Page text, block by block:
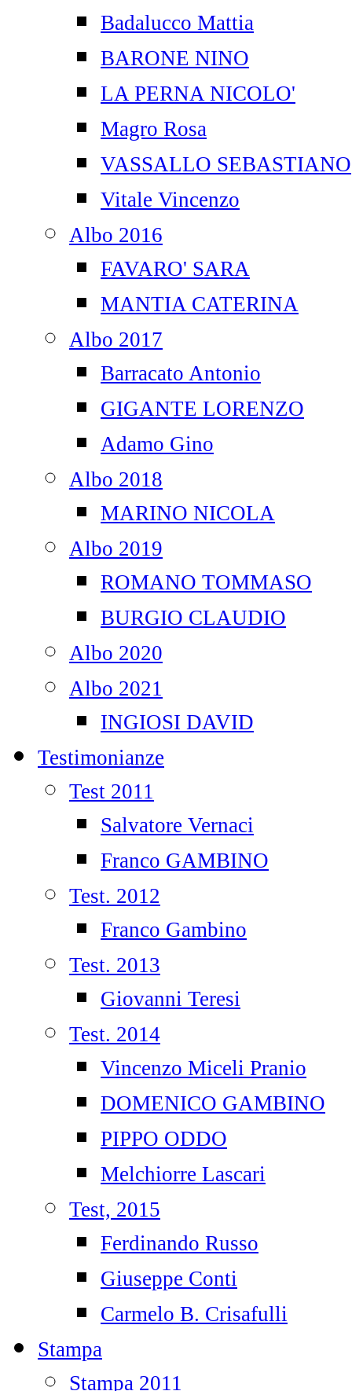
Badalucco Mattia
BARONE NINO
LA PERNA NICOLO'
Magro Rosa
VASSALLO SEBASTIANO
Vitale Vincenzo
Albo 2016
FAVARO' SARA
MANTIA CATERINA
Albo 2017
Barracato Antonio
GIGANTE LORENZO
Adamo Gino
Albo 2018
MARINO NICOLA
Albo 2019
ROMANO TOMMASO
BURGIO CLAUDIO
Albo 2020
Albo 2021
INGIOSI DAVID
Testimonianze
Test 2011
Salvatore Vernaci
Franco GAMBINO
Test. 2012
Franco Gambino
Test. 2013
Giovanni Teresi
Test. 2014
Vincenzo Miceli Pranio
DOMENICO GAMBINO
PIPPO ODDO
Melchiorre Lascari
Test, 2015
Ferdinando Russo
Giuseppe Conti
Carmelo B. Crisafulli
Stampa
Stampa 2011